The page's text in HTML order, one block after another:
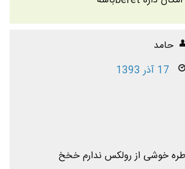
حامد
17 آذر 1393
خوشی از رولکس ندارم خخخ